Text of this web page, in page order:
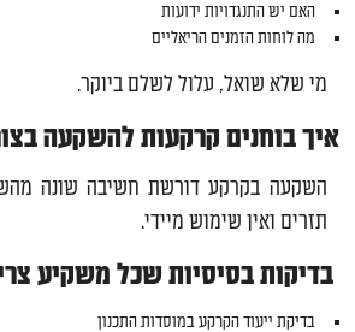
האם יש התנגדויות ידועות
מה לוחות הזמנים הריאליים
מי שלא שואל, עלול לשלם ביוקר.
איך בוחנים קרקעות להשקעה
השקעה בקרקע דורשת חשיבה שונה
תזרים ואין שימוש מיידי.
בדיקות בסיסיות שכל משקיע
בדיקת ייעוד הקרקע במוסדות התכנון